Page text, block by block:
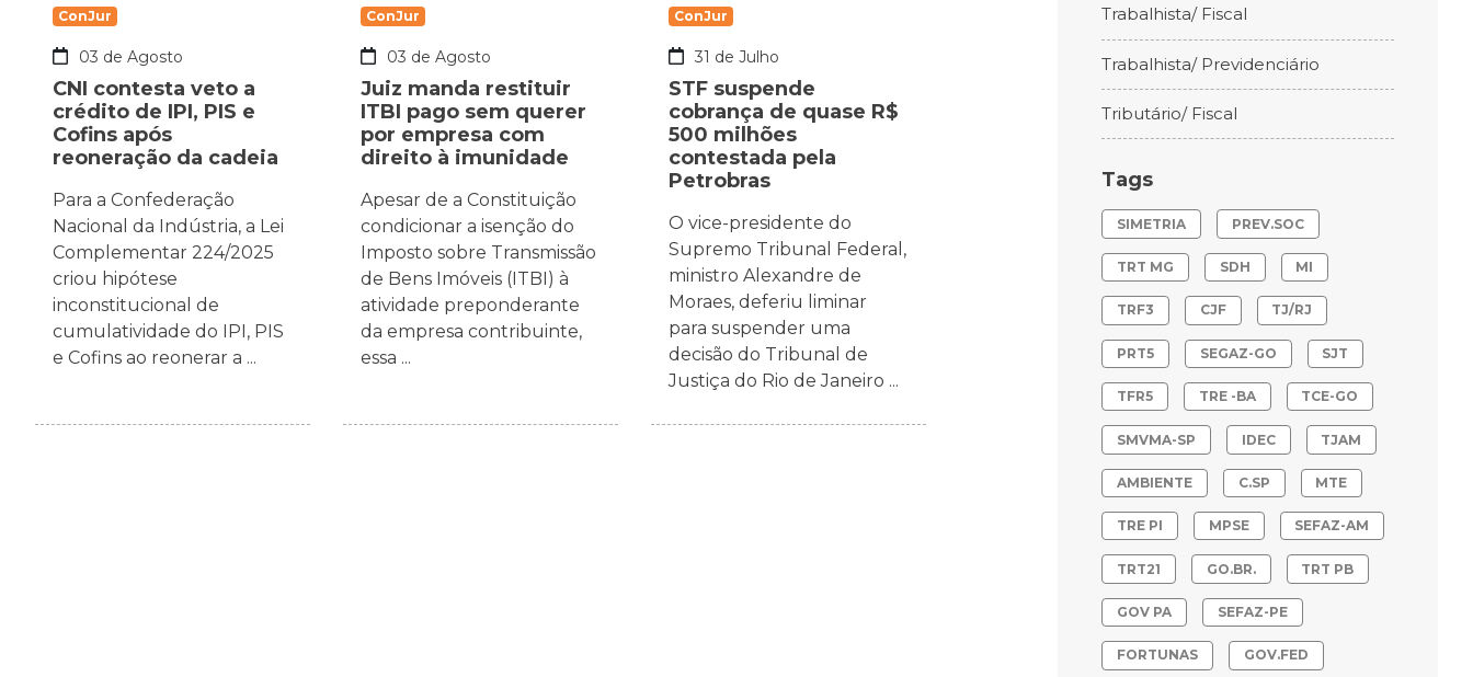
ConJur
03 de Agosto
CNI contesta veto a
crédito de IPI, PIS e
Cofins após
reoneração da cadeia
Para a Confederação
Nacional da Indústria, a Lei
Complementar 224/2025
criou hipótese
inconstitucional de
cumulatividade do IPI, PIS
e Cofins ao reonerar a ...
ConJur
03 de Agosto
Juiz manda restituir
ITBI pago sem querer
por empresa com
direito à imunidade
Apesar de a Constituição
condicionar a isenção do
Imposto sobre Transmissão
de Bens Imóveis (ITBI) à
atividade preponderante
da empresa contribuinte,
essa ...
ConJur
31 de Julho
STF suspende
cobrança de quase R$
500 milhões
contestada pela
Petrobras
O vice-presidente do
Supremo Tribunal Federal,
ministro Alexandre de
Moraes, deferiu liminar
para suspender uma
decisão do Tribunal de
Justiça do Rio de Janeiro ...
Trabalhista/ Fiscal
Trabalhista/ Previdenciário
Tributário/ Fiscal
Tags
SIMETRIA PREV.SOC
TRT MG SDH MI
TRF3 CJF TJ/RJ
PRT5 SEGAZ-GO SJT
TFR5 TRE -BA TCE-GO
SMVMA-SP IDEC TJAM
AMBIENTE C.SP MTE
TRE PI MPSE SEFAZ-AM
TRT21 GO.BR. TRT PB
GOV PA SEFAZ-PE
FORTUNAS GOV.FED